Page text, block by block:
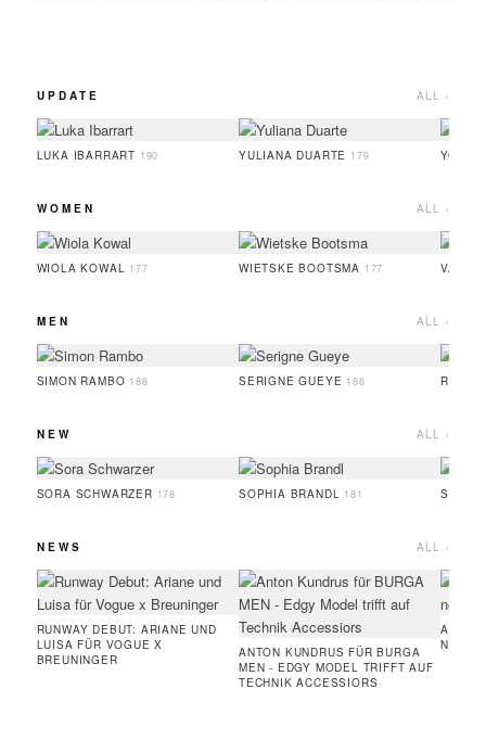
UPDATE ALL ›
LUKA IBARRART 190 YULIANA DUARTE 179 YOO
WOMEN ALL ›
WIOLA KOWAL 177 WIETSKE BOOTSMA 177
MEN ALL ›
SIMON RAMBO 188 SERIGNE GUEYE 186
NEW ALL ›
SORA SCHWARZER 178 SOPHIA BRANDL 181
NEWS ALL ›
RUNWAY DEBUT: ARIANE UND
LUISA FÜR VOGUE X
BREUNINGER
ANTON KUNDRUS FÜR BURGA
MEN - EDGY MODEL TRIFFT AUF
TECHNIK ACCESSIORS
AMIE
NEUE